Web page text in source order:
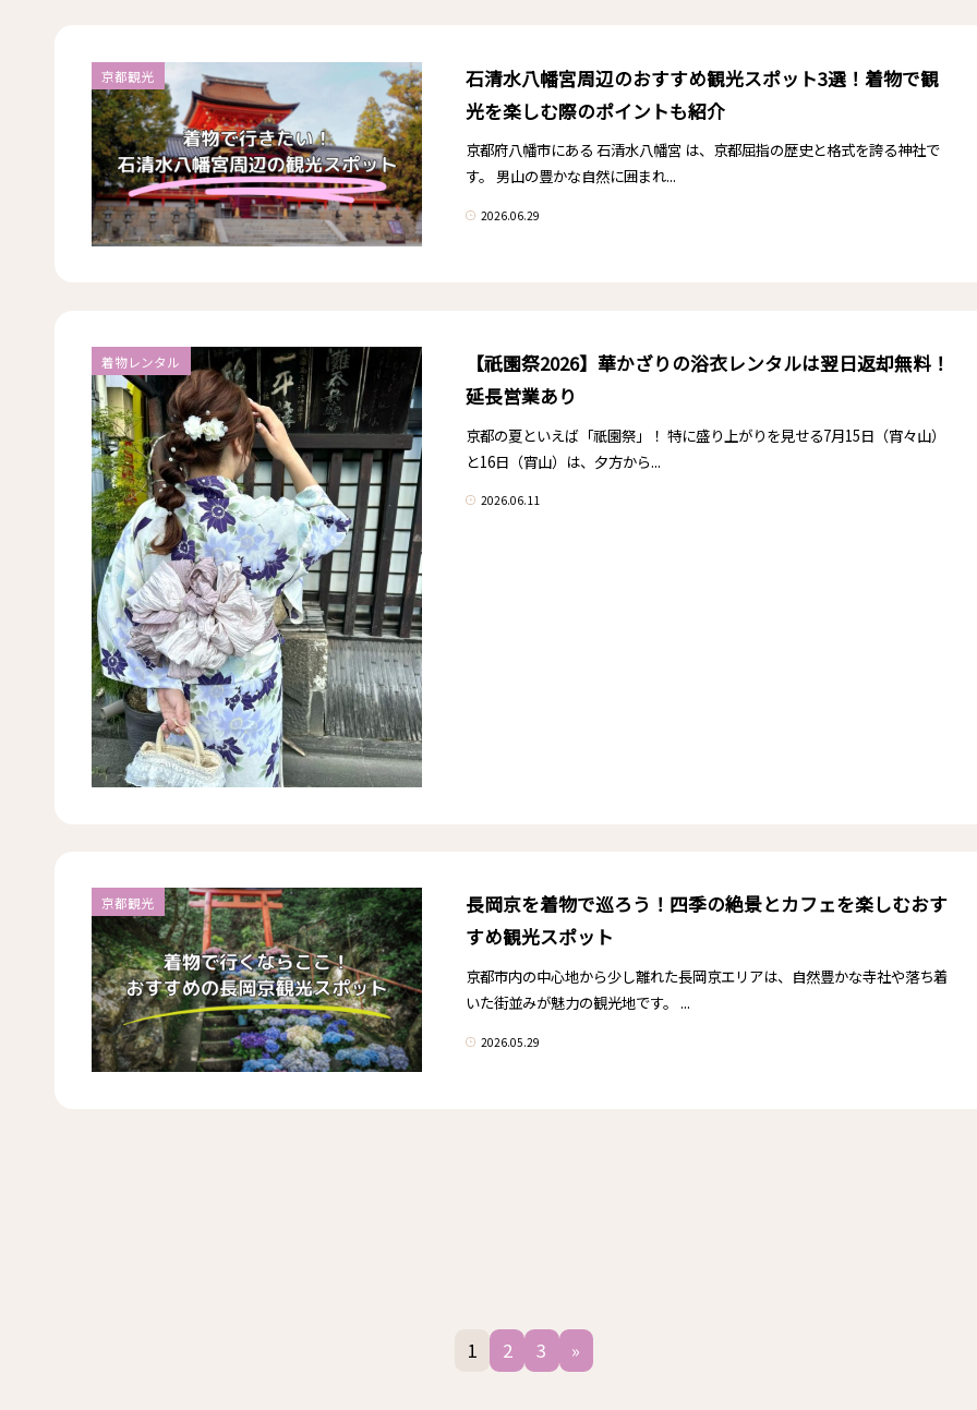
京都観光
石清水八幡宮周辺のおすすめ観光スポット3選！着物で観
光を楽しむ際のポイントも紹介
京都府八幡市にある 石清水八幡宮 は、京都屈指の歴史と格式を誇る神社で
す。 男山の豊かな自然に囲まれ...
2026.06.29
着物レンタル
【祇園祭2026】華かざりの浴衣レンタルは翌日返却無料！
延長営業あり
京都の夏といえば「祇園祭」！ 特に盛り上がりを見せる7月15日（宵々山）
と16日（宵山）は、夕方から...
2026.06.11
京都観光
長岡京を着物で巡ろう！四季の絶景とカフェを楽しむおす
すめ観光スポット
京都市内の中心地から少し離れた長岡京エリアは、自然豊かな寺社や落ち着
いた街並みが魅力の観光地です。 ...
2026.05.29
投
1 2 3 »